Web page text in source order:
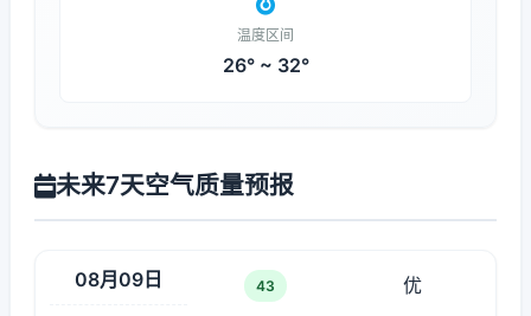
温度区间
26° ~ 32°
未来7天空气质量预报
08月09日 43
优